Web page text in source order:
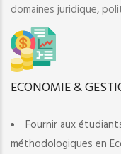
domaines juridique,
ECONOMIE &
Fournir aux
méthodologiques en